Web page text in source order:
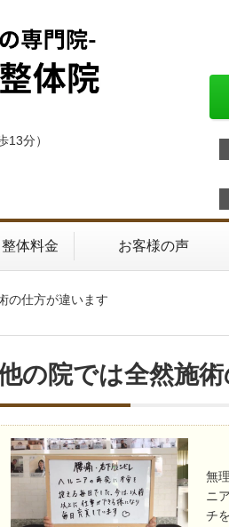
分）
体料金 お客様の声
の仕方が違います
の院では全然施
無
ニ
チ